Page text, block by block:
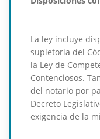
La ley incluye
supletoria del
la Ley de
Contenciosos.
del notario por
Decreto
exigencia de la